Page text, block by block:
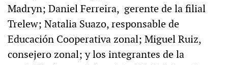
Madryn; Daniel Ferreira, gerente de la filial
Trelew; Natalia Suazo, responsable de
Educación Cooperativa zonal; Miguel Ruiz,
consejero zonal; y los integrantes de la